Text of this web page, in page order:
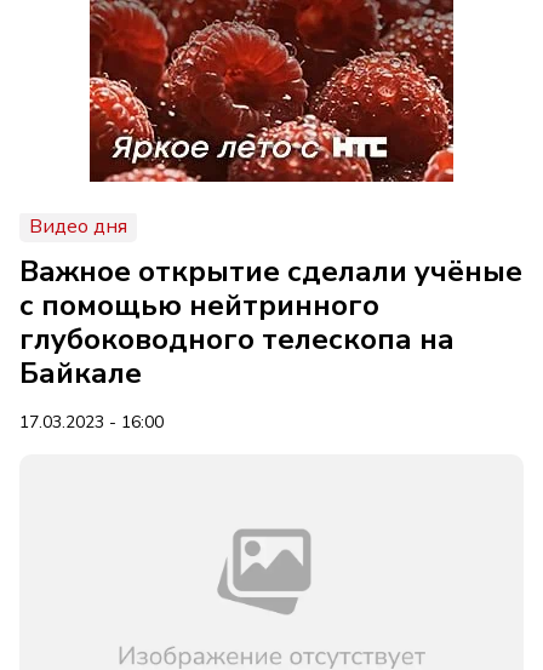
Видео дня
Важное открытие сделали учёные
с помощью нейтринного
глубоководного телескопа на
Байкале
17.03.2023 - 16:00